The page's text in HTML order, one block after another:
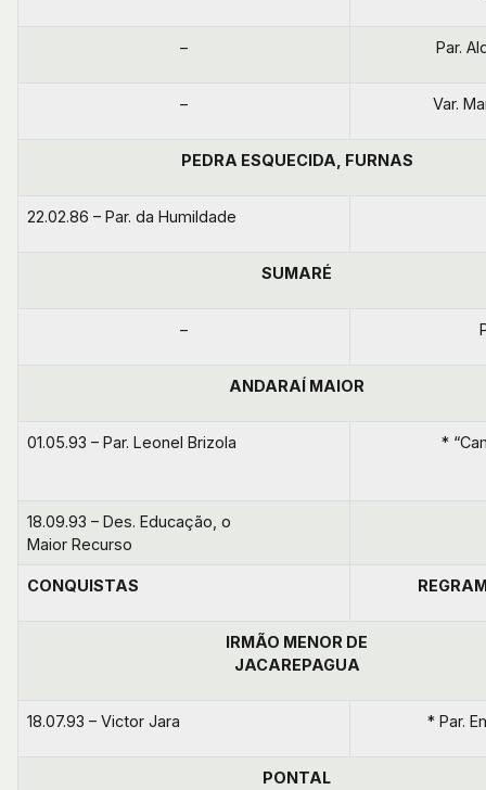
– Par.
– Var.
PEDRA ESQUECIDA, FURNAS
22.02.86 – Par. da Humildade
SUMARÉ
–
ANDARAÍ MAIOR
01.05.93 – Par. Leonel Brizola *
18.09.93 – Des. Educação, o
Maior Recurso
CONQUISTAS
IRMÃO MENOR DE
JACAREPAGUA
18.07.93 – Victor Jara * Par.
PONTAL